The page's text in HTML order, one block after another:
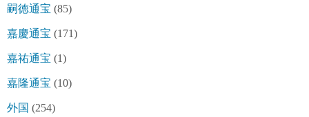
嗣徳通宝 (85)
嘉慶通宝 (171)
嘉祐通宝 (1)
嘉隆通宝 (10)
外国 (254)